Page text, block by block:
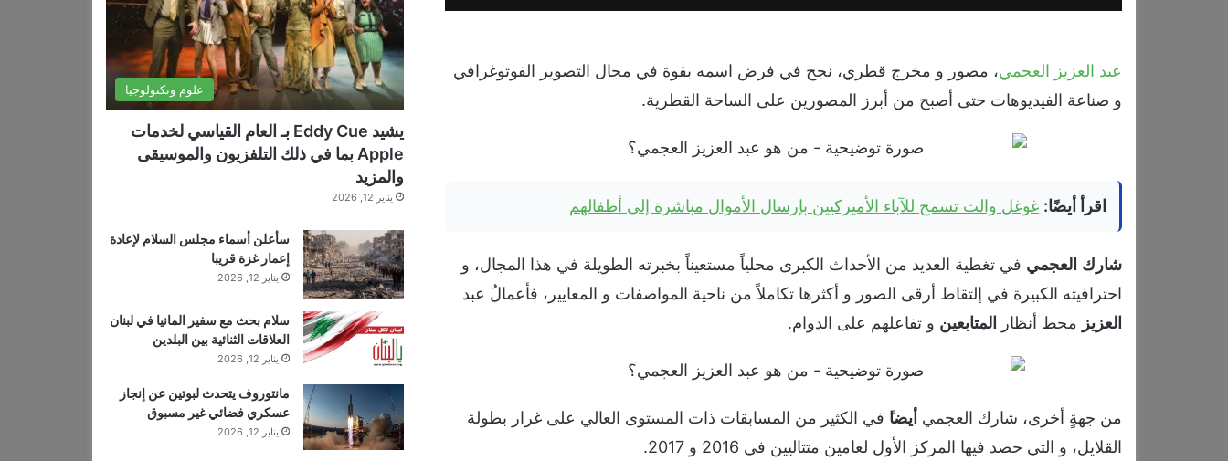
عبد العزيز العجمي، مصور و مخرج قطري، نجح في فرض اسمه بقوة في مجال التصوير الفوتوغرافي
و صناعة الفيديوهات حتى أصبح من أبرز المصورين على الساحة القطرية.
اقرأ أيضًا: غوغل والت تسمح للآباء الأميركيين بإرسال الأموال مباشرة إلى أطفالهم
شارك العجمي في تغطية العديد من الأحداث الكبرى محلياً مستعيناً بخبرته الطويلة في هذا المجال، و
احترافيته الكبيرة في إلتقاط أرقى الصور و أكثرها تكاملاً من ناحية المواصفات و المعايير، فأعمالُ عبد
العزيز محط أنظار المتابعين و تفاعلهم على الدوام.
من جهةٍ أخرى، شارك العجمي أيضا ً في الكثير من المسابقات ذات المستوى العالي على غرار بطولة
القلايل، و التي حصد فيها المركز الأول لعامين متتاليين في 2016 و 2017.
علوم وتكنولوجيا
يشيد Eddy Cue بـ العام القياسي لخدمات
Apple بما في ذلك التلفزيون والموسيقى
والمزيد
يناير 12, 2026
سأعلن أسماء مجلس السلام لإعادة
إعمار غزة قريبا
يناير 12, 2026
سلام بحث مع سفير المانيا في لبنان
العلاقات الثنائية بين البلدين
يناير 12, 2026
مانتوروف يتحدث لبوتين عن إنجاز
عسكري فضائي غير مسبوق
يناير 12, 2026